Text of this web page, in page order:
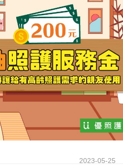
2023-05-25